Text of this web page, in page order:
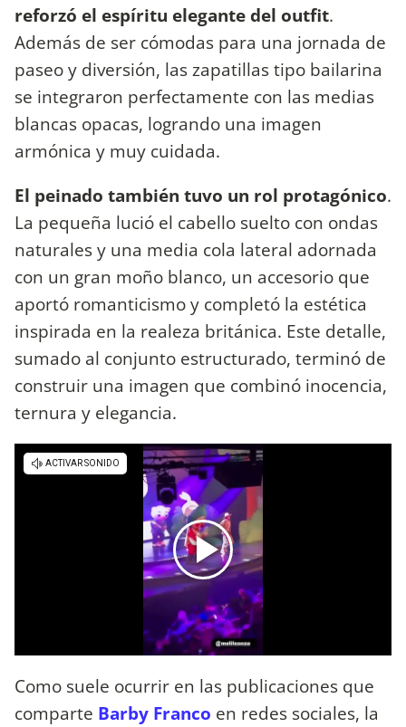
reforzó el espíritu elegante del outfit.
Además de ser cómodas para una jornada de
paseo y diversión, las zapatillas tipo bailarina
se integraron perfectamente con las medias
blancas opacas, logrando una imagen
armónica y muy cuidada.
El peinado también tuvo un rol protagónico.
La pequeña lució el cabello suelto con ondas
naturales y una media cola lateral adornada
con un gran moño blanco, un accesorio que
aportó romanticismo y completó la estética
inspirada en la realeza británica. Este detalle,
sumado al conjunto estructurado, terminó de
construir una imagen que combinó inocencia,
ternura y elegancia.
Como suele ocurrir en las publicaciones que
comparte Barby Franco en redes sociales, la